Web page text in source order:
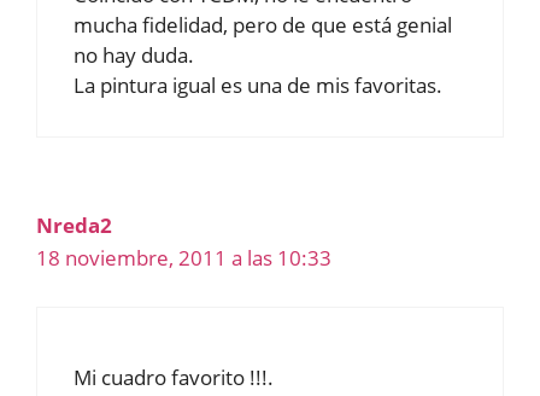
mucha fidelidad, pero de que está genial
no hay duda.
La pintura igual es una de mis favoritas.
Nreda2
18 noviembre, 2011 a las 10:33
Mi cuadro favorito !!!.